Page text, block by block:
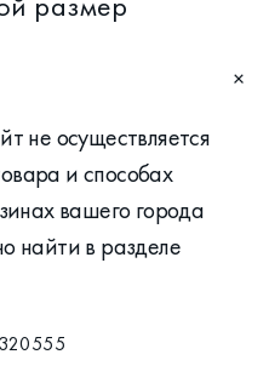
не осуществляется
и способах
вашего города
найти в разделе
320555